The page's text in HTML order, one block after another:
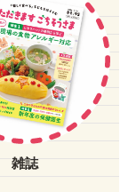
雑誌